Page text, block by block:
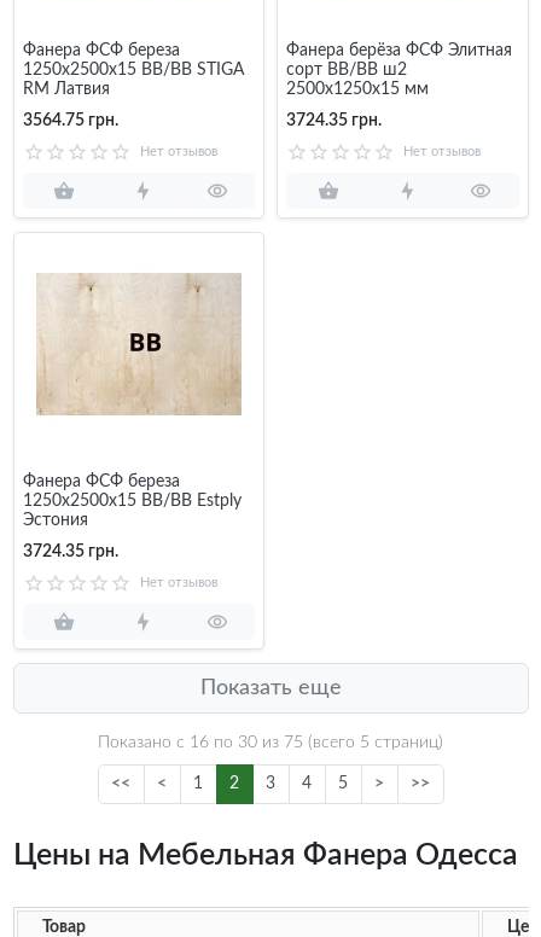
Фанера ФСФ береза
1250х2500х15 BB/BB STIGA
RM Латвия
3564.75 грн.
Нет отзывов
Фанера берёза ФСФ Элитная
сорт BB/BB ш2
2500x1250x15 мм
3724.35 грн.
Нет отзывов
Фанера ФСФ береза
1250х2500х15 BB/BB Estply
Эстония
3724.35 грн.
Нет отзывов
Показать еще
Показано с 16 по 30 из 75 (всего 5 страниц)
<< < 1 2 3 4 5 > >>
Цены на Мебельная Фанера Одесса
Товар